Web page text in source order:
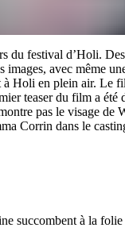
du festival d’Holi.
avec même
Holi en plein air.
teaser du film a
pas le visage
Corrin dans le
à la